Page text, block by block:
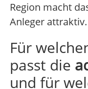
Region macht
Anleger attraktiv.
Für
passt die
und für